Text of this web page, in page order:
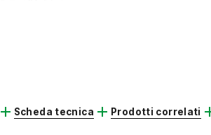
add Scheda tecnica add Prodotti correlati